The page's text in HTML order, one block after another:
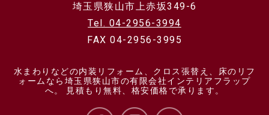
埼玉県狭山市上赤坂349-6
Tel. 04-2956-3994
FAX 04-2956-3995
水まわりなどの内装リフォーム、クロス張替え、床のリフ
ォームなら埼玉県狭山市の有限会社インテリアフラップ
へ。 見積もり無料、格安価格で承ります。